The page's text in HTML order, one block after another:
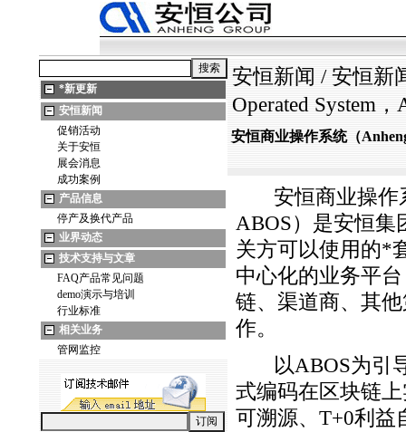
*新更新
安恒新闻
促销活动
关于安恒
展会消息
成功案例
产品信息
停产及换代产品
业界动态
技术支持与文章
FAQ产品常见问题
demo演示与培训
行业标准
相关业务
管网监控
安恒新闻 / 安恒新
Operated System
安恒商业操作系统（
安恒商业操作系
ABOS）是安恒集
关方可以使用的*
中心化的业务平
链、渠道商、其
作。
以ABOS为引导
式编码在区块链
可溯源、T+0利益